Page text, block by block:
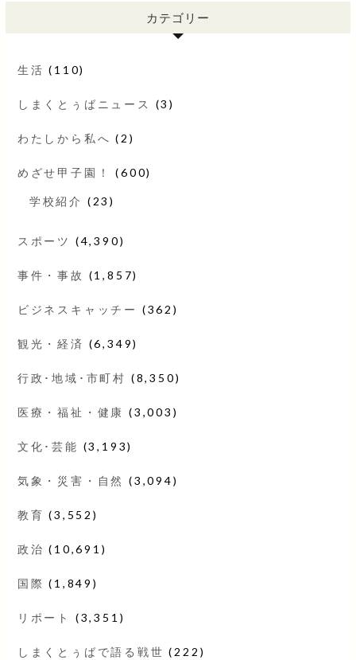
カテゴリー
生活 (110)
しまくとぅばニュース (3)
わたしから私へ (2)
めざせ甲子園！ (600)
学校紹介 (23)
スポーツ (4,390)
事件・事故 (1,857)
ビジネスキャッチー (362)
観光・経済 (6,349)
行政･地域･市町村 (8,350)
医療・福祉・健康 (3,003)
文化･芸能 (3,193)
気象・災害・自然 (3,094)
教育 (3,552)
政治 (10,691)
国際 (1,849)
リポート (3,351)
しまくとぅばで語る戦世 (222)